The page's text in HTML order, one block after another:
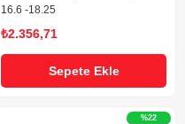
16.6 -18.25
₺2.356,71
Sepete Ekle
%22